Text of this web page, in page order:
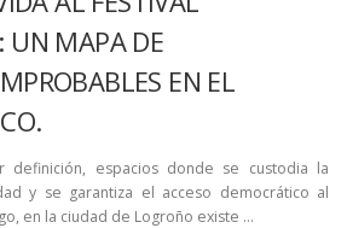
UN MAPA DE
EN EL
definición, espacios donde se custodia la
y se garantiza el acceso democrático al
en la ciudad de Logroño existe …